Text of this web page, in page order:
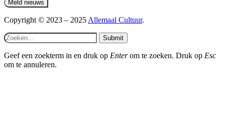
Copyright © 2023 – 2025Allemaal Cultuur.
Submit
Geef een zoekterm in en druk op Enterom te zoeken. Druk op Esc
om te annuleren.